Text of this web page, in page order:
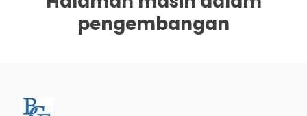
pengembangan